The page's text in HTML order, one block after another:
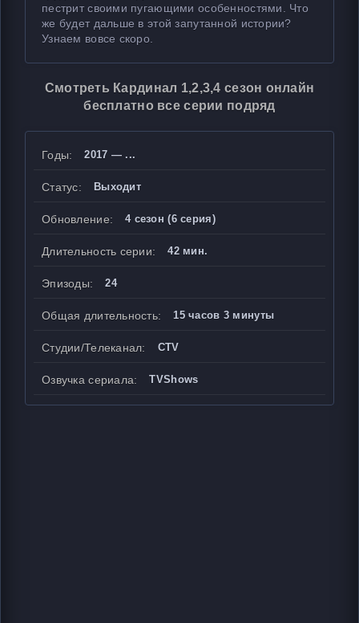
пестрит своими пугающими особенностями. Что
же будет дальше в этой запутанной истории?
Узнаем вовсе скоро.
Смотреть Кардинал 1,2,3,4 сезон онлайн
бесплатно все серии подряд
Годы: 2017 — ...
Статус: Выходит
Обновление: 4 сезон (6 серия)
Длительность серии: 42 мин.
Эпизоды: 24
Общая длительность: 15 часов 3 минуты
Студии/Телеканал: CTV
Озвучка сериала: TVShows